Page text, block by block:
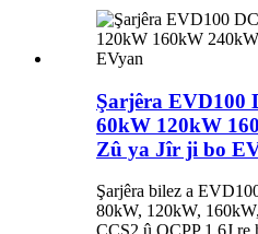
Şarjêra EVD100
60kW 120kW
Zû ya Jîr ji bo
Şarjêra bilez a
80kW, 120kW,